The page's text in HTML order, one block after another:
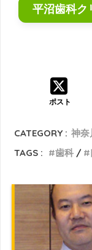
平沼歯科
ポスト
CATEGORY : 神奈
TAGS :
歯科